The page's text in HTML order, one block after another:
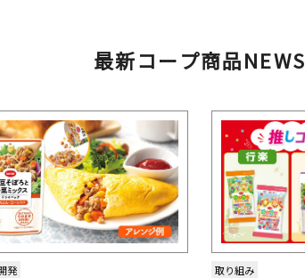
最新コープ商品NEWS
発 取り組み